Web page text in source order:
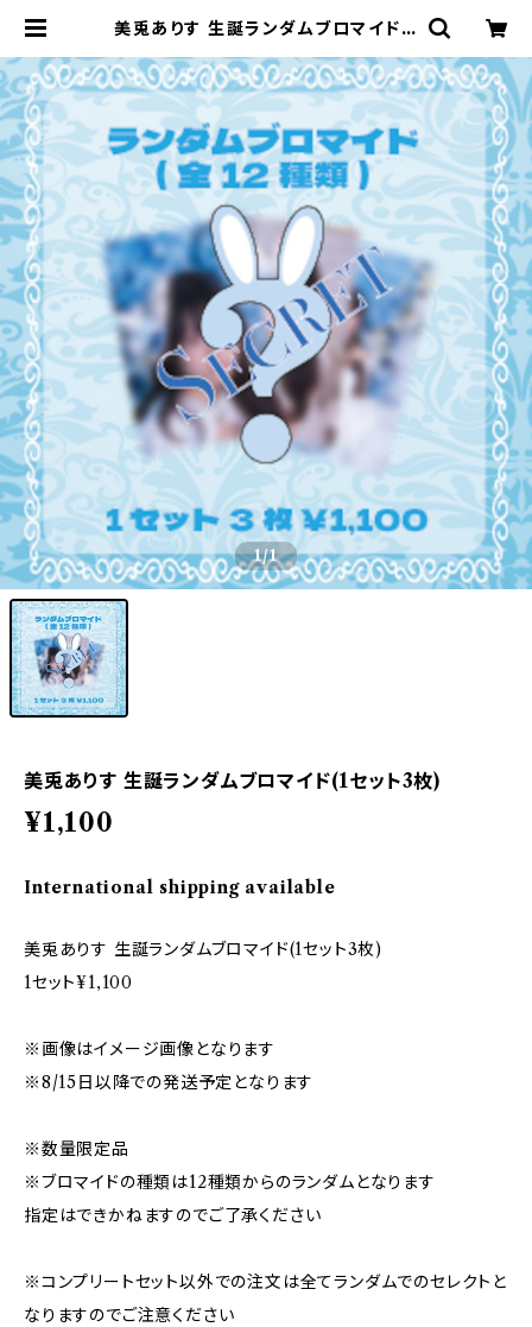
美兎ありす 生誕ランダムブロマイド(1
シャルwebショップ
1/1
美兎ありす 生誕ランダムブロマイド(1セット3枚)
¥1,100
International shipping available
美兎ありす 生誕ランダムブロマイド(1セット3枚)
1セット¥1,100
※画像はイメージ画像となります
※8/15日以降での発送予定となります
※数量限定品
※ブロマイドの種類は12種類からのランダムとなります
指定はできかねますのでご了承ください
※コンプリートセット以外での注文は全てランダムでのセレクトと
なりますのでご注意ください